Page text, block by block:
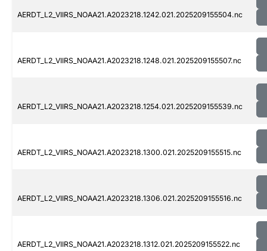
AERDT_L2_VIIRS_NOAA21.A2023218.1242.021.2025209155504.nc
AERDT_L2_VIIRS_NOAA21.A2023218.1248.021.2025209155507.nc
AERDT_L2_VIIRS_NOAA21.A2023218.1254.021.2025209155539.nc
AERDT_L2_VIIRS_NOAA21.A2023218.1300.021.2025209155515.nc
AERDT_L2_VIIRS_NOAA21.A2023218.1306.021.2025209155516.nc
AERDT_L2_VIIRS_NOAA21.A2023218.1312.021.2025209155522.nc